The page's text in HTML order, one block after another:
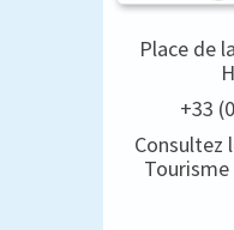
Place de
+33
Consultez